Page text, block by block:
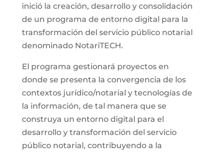
inició la creación, desarrollo y consolidación
de un programa de entorno digital para la
transformación del servicio público notarial
denominado NotariTECH.
El programa gestionará proyectos en
donde se presenta la convergencia de los
contextos jurídico/notarial y tecnologías de
la información, de tal manera que se
construya un entorno digital para el
desarrollo y transformación del servicio
público notarial, contribuyendo a la